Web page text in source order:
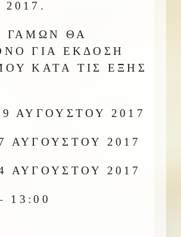
ΓΑΜΩΝ ΘΑ
ΓΙΑ ΕΚΔΟΣΗ
ΚΑΤΑ ΤΙΣ ΕΞΗΣ
ΑΥΓΟΥΣΤΟΥ 2017
ΑΥΓΟΥΣΤΟΥ 2017
ΑΥΓΟΥΣΤΟΥ 2017
13:00